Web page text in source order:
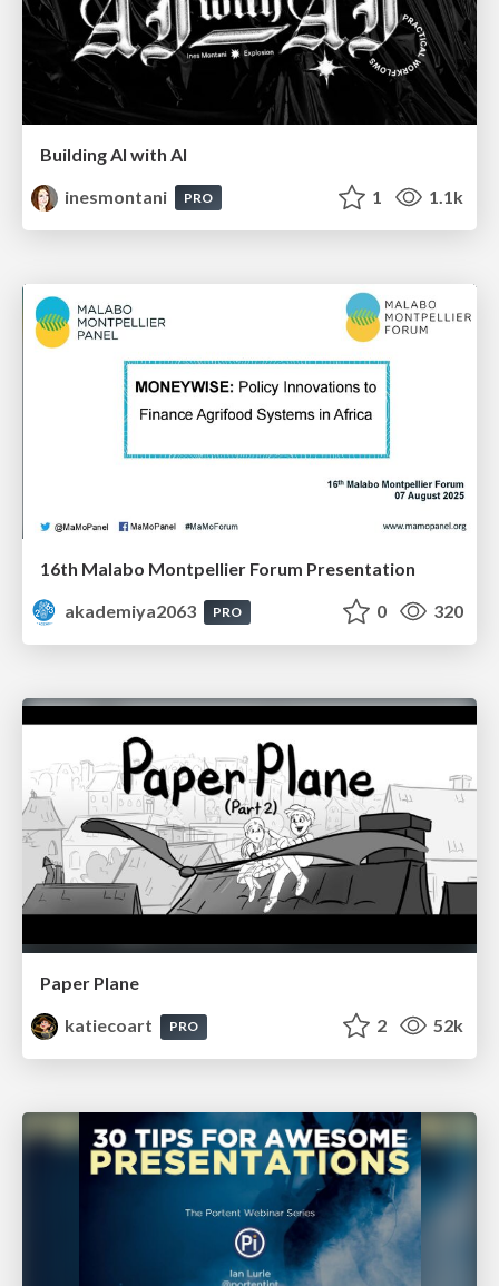
Building AI with AI
inesmontani
PRO 1 1.1k
16th Malabo Montpellier Forum Presentation
akademiya2063
PRO 0 320
Paper Plane
katiecoart
PRO 2 52k